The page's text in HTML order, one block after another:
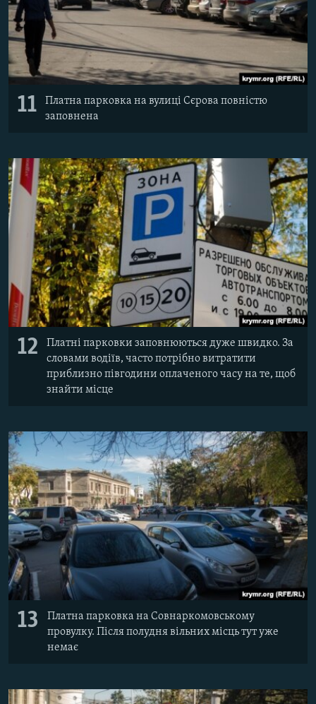
11
Платна парковка на вулиці Сєрова повністю
заповнена
12
Платні парковки заповнюються дуже швидко. За
словами водіїв, часто потрібно витратити
приблизно півгодини оплаченого часу на те, щоб
знайти місце
13
Платна парковка на Совнаркомовському
провулку. Після полудня вільних місць тут уже
немає